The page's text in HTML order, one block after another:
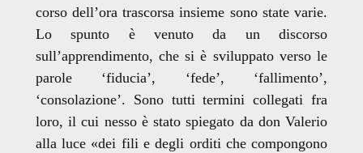
corso dell’ora trascorsa insieme sono state varie.
Lo spunto è venuto da un discorso
sull’apprendimento, che si è sviluppato verso le
parole ‘fiducia’, ‘fede’, ‘fallimento’,
‘consolazione’. Sono tutti termini collegati fra
loro, il cui nesso è stato spiegato da don Valerio
alla luce «dei fili e degli orditi che compongono